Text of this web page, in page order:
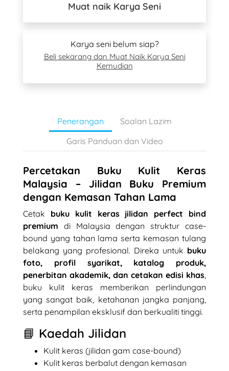
Muat naik Karya Seni
Karya seni belum siap?
Beli sekarang dan Muat Naik Karya Seni
Kemudian
Penerangan
Soalan Lazim
Garis Panduan dan Video
Percetakan Buku Kulit Keras
Malaysia – Jilidan Buku Premium
dengan Kemasan Tahan Lama
Cetak buku kulit keras jilidan perfect bind
premium di Malaysia dengan struktur case-
bound yang tahan lama serta kemasan tulang
belakang yang profesional. Direka untuk buku
foto, profil syarikat, katalog produk,
penerbitan akademik, dan cetakan edisi khas
buku kulit keras memberikan perlindungan
yang sangat baik, ketahanan jangka panjang,
serta penampilan eksklusif dan berkualiti tinggi.
📘 Kaedah Jilidan
Kulit keras (jilidan gam case-bound)
Kulit keras berbalut dengan kemasan